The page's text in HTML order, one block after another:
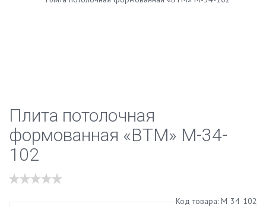
Плита потолочная
формованная «ВТМ» М-34-
102
Код товара: М-34-102